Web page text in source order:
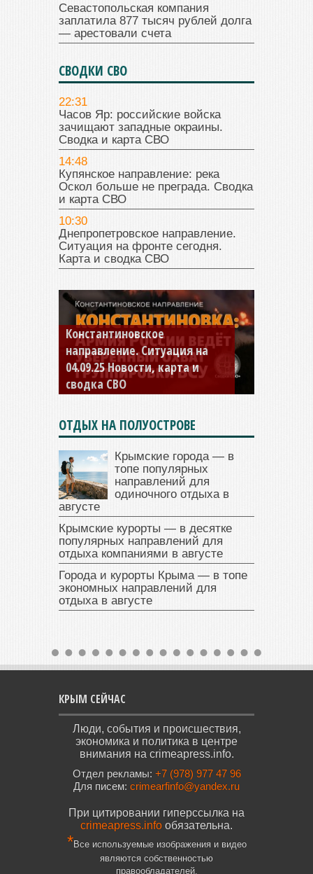
Севастопольская компания
заплатила 877 тысяч рублей долга
— арестовали счета
СВОДКИ СВО
22:31
Часов Яр: российские войска
зачищают западные окраины.
Сводка и карта СВО
14:48
Купянское направление: река
Оскол больше не преграда. Сводка
и карта СВО
10:30
Днепропетровское направление.
Ситуация на фронте сегодня.
Карта и сводка СВО
Константиновское
направление. Ситуация на
04.09.25 Новости, карта и
сводка СВО
ОТДЫХ НА ПОЛУОСТРОВЕ
Крымские города — в
топе популярных
направлений для
одиночного отдыха в
августе
Крымские курорты — в десятке
популярных направлений для
отдыха компаниями в августе
Города и курорты Крыма — в топе
экономных направлений для
отдыха в августе
КРЫМ СЕЙЧАС
Люди, события и происшествия,
экономика и политика в центре
внимания на crimeapress.info.
Отдел рекламы: +7 (978) 977 47 96
Для писем: crimearfinfo@yandex.ru
При цитировании гиперссылка на
crimeapress.info обязательна.
*Все используемые изображения и видео
являются собственностью
правообладателей.